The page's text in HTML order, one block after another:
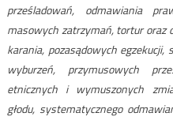
prześladowań, odmawiania
masowych zatrzymań, tortur oraz
karania, pozasądowych
wyburzeń, przymusowych
etnicznych i wymuszonych
głodu, systematycznego